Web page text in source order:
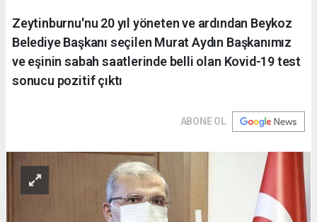
Zeytinburnu'nu 20 yıl yöneten ve ardından Beykoz
Belediye Başkanı seçilen Murat Aydın Başkanımız
ve eşinin sabah saatlerinde belli olan Kovid-19 test
sonucu pozitif çıktı
ABONE OL